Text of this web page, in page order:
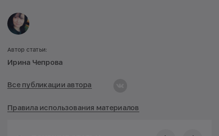
Автор статьи:
Ирина Чепрова
Все публикации автора
Правила использования материалов